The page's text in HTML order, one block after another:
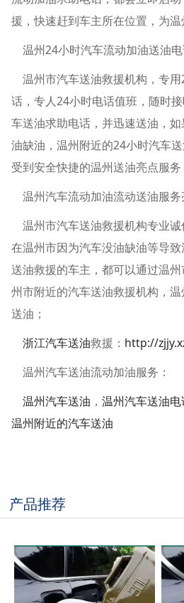
援，快速赶到车主所在位置，为
温州24小时汽车流动加油送油
温州市汽车送油救援机构，专
话，专人24小时电话值班，随时
车送油求助电话，并迅速送油，
油缺油，温州附近的24小时汽车
受到安全快捷的温州送油亮点服务
温州汽车流动加油流动送油服务
温州市汽车送油救援机构专业
在温州市因为汽车没油缺油等导
送油救援的车主，都可以通过温
州市附近的汽车送油救援机构，
送油；
浙江汽车送油救援： http://
温州汽车送油流动加油服务：
温州汽车送油 ， 温州汽车送油电
温州附近的汽车送油
产品推荐